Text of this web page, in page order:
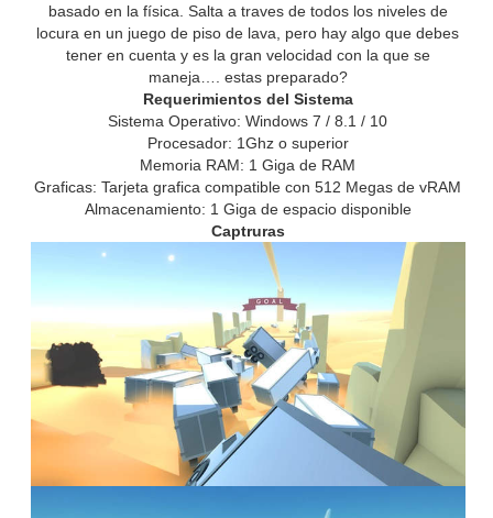
basado en la física. Salta a traves de todos los niveles de
locura en un juego de piso de lava, pero hay algo que debes
tener en cuenta y es la gran velocidad con la que se
maneja…. estas preparado?
Requerimientos del Sistema
Sistema Operativo: Windows 7 / 8.1 / 10
Procesador: 1Ghz o superior
Memoria RAM: 1 Giga de RAM
Graficas: Tarjeta grafica compatible con 512 Megas de vRAM
Almacenamiento: 1 Giga de espacio disponible
Captruras